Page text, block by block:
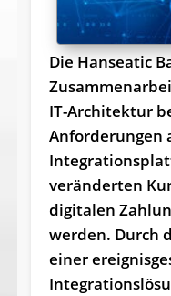
Die Hanseatic
IT-Architektur
Anforderungen
veränderten
digitalen
werden. Durch
einer